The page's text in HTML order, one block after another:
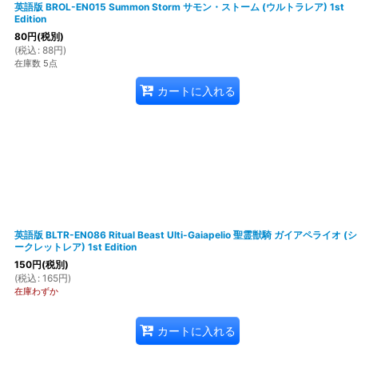
英語版 BROL-EN015 Summon Storm サモン・ストーム (ウルトラレア) 1st
Edition
80円(税別)
(税込 : 88円)
在庫数 5点
カートに入れる
英語版 BLTR-EN086 Ritual Beast Ulti-Gaiapelio 聖霊獣騎 ガイアペライオ (シ
ークレットレア) 1st Edition
150円(税別)
(税込 : 165円)
在庫わずか
カートに入れる